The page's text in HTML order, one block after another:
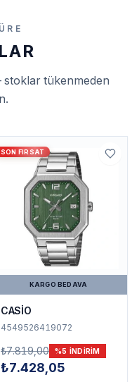
tükenmeden
SON FIRSAT
KARGO BEDAVA
CASİO
4549526419072
₺7.819,00 %5 INDIRIM
₺7.428,05